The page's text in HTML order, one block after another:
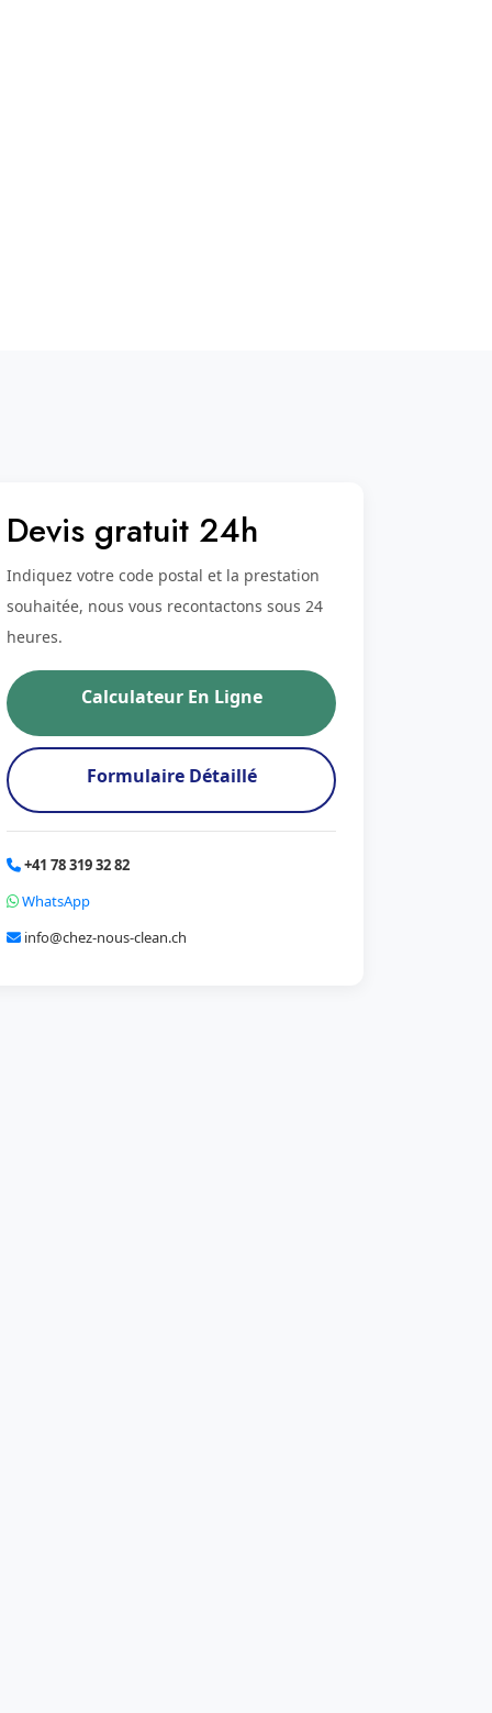
Devis gratuit 24h
Indiquez votre code postal et la prestation
souhaitée, nous vous recontactons sous 24
heures.
Calculateur En Ligne
Formulaire Détaillé
+41 78 319 32 82
WhatsApp
info@chez-nous-clean.ch